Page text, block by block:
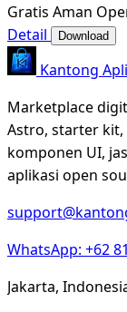
Gratis Aman
Detail
Download
Kantong
Marketplace
Astro, starter kit,
komponen UI,
aplikasi open
WhatsApp: +62
Jakarta,